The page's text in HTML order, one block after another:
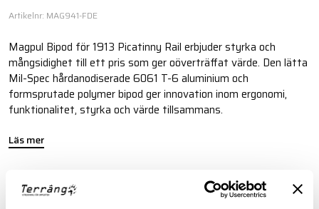
Artikelnr: MAG941-FDE
Magpul Bipod för 1913 Picatinny Rail erbjuder styrka och
mångsidighet till ett pris som ger oöverträffat värde. Den lätta
Mil-Spec hårdanodiserade 6061 T-6 aluminium och
formsprutade polymer bipod ger innovation inom ergonomi,
funktionalitet, styrka och värde tillsammans.
Läs mer
FINNS I FÖLJANDE FÄRGER